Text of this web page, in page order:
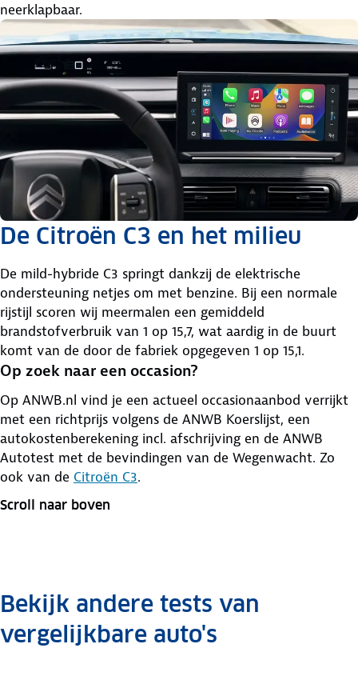
neerklapbaar.
De Citroën C3 en het milieu
De mild-hybride C3 springt dankzij de elektrische
ondersteuning netjes om met benzine. Bij een normale
rijstijl scoren wij meermalen een gemiddeld
brandstofverbruik van 1 op 15,7, wat aardig in de buurt
komt van de door de fabriek opgegeven 1 op 15,1.
Op zoek naar een occasion?
Op ANWB.nl vind je een actueel occasionaanbod verrijkt
met een richtprijs volgens de ANWB Koerslijst, een
autokostenberekening incl. afschrijving en de ANWB
Autotest met de bevindingen van de Wegenwacht. Zo
ook van de Citroën C3.
Scroll naar boven
Bekijk andere tests van
vergelijkbare auto's